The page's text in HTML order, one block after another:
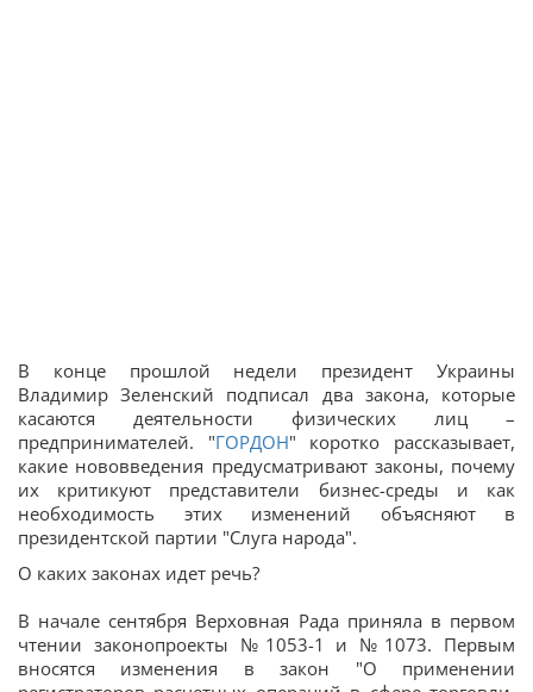
В конце прошлой недели президент Украины
Владимир Зеленский подписал два закона, которые
касаются деятельности физических лиц –
предпринимателей. "ГОРДОН" коротко рассказывает,
какие нововведения предусматривают законы, почему
их критикуют представители бизнес-среды и как
необходимость этих изменений объясняют в
президентской партии "Слуга народа".
О каких законах идет речь?
В начале сентября Верховная Рада приняла в первом
чтении законопроекты №1053-1 и №1073. Первым
вносятся изменения в закон "О применении